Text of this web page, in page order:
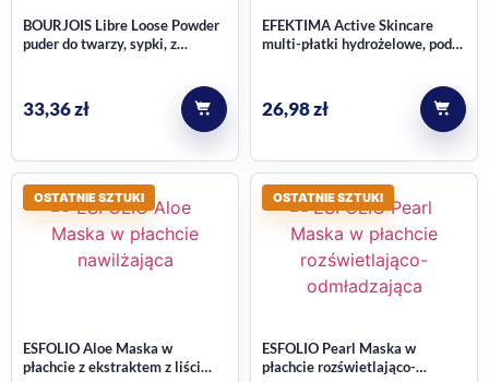
BOURJOIS Libre Loose Powder
puder do twarzy, sypki, z
33,36zł
EFEKTIMA Active Skincare
multi-płatki hydrożelowe, pod
zmieniające kolor 90 szt.
26,98zł
OSTATNIE SZTUKI
ESFOLIO Aloe Maska w
płachcie z ekstraktem z liści
OSTATNIE SZTUKI
ESFOLIO Pearl Maska w
płachcie rozświetlająco-